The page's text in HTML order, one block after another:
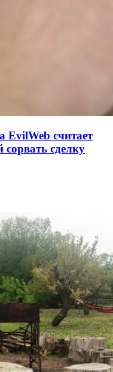
EvilWeb считает
сделку